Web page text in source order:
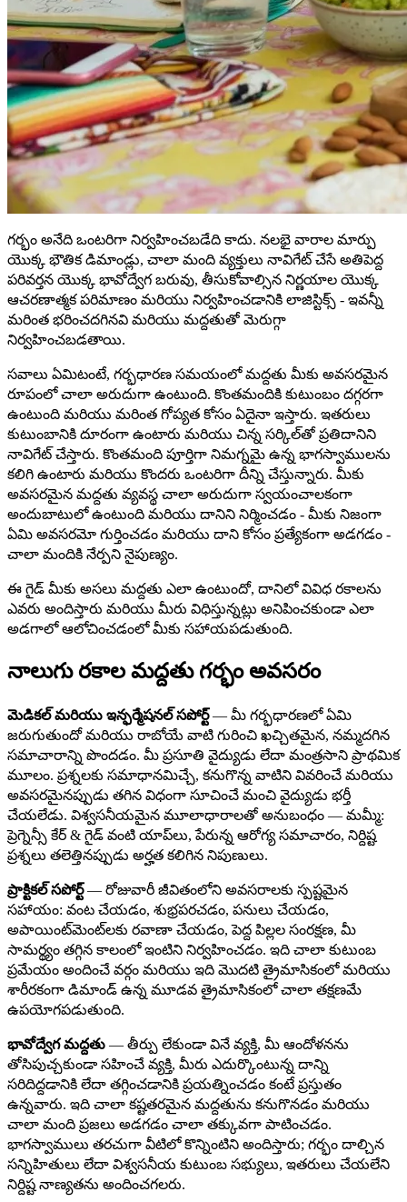
గర్భం అనేది ఒంటరిగా నిర్వహించబడేది కాదు. నలభై వారాల మార్పు
యొక్క భౌతిక డిమాండ్లు, చాలా మంది వ్యక్తులు నావిగేట్ చేసే అతిపెద్ద
పరివర్తన యొక్క భావోద్వేగ బరువు, తీసుకోవాల్సిన నిర్ణయాల యొక్క
ఆచరణాత్మక పరిమాణం మరియు నిర్వహించడానికి లాజిస్టిక్స్ - ఇవన్నీ
మరింత భరించదగినవి మరియు మద్దతుతో మెరుగ్గా
నిర్వహించబడతాయి.
సవాలు ఏమిటంటే, గర్భధారణ సమయంలో మద్దతు మీకు అవసరమైన
రూపంలో చాలా అరుదుగా ఉంటుంది. కొంతమందికి కుటుంబం దగ్గరగా
ఉంటుంది మరియు మరింత గోప్యత కోసం ఏదైనా ఇస్తారు. ఇతరులు
కుటుంబానికి దూరంగా ఉంటారు మరియు చిన్న సర్కిల్‌తో ప్రతిదానిని
నావిగేట్ చేస్తారు. కొంతమంది పూర్తిగా నిమగ్నమై ఉన్న భాగస్వాములను
కలిగి ఉంటారు మరియు కొందరు ఒంటరిగా దీన్ని చేస్తున్నారు. మీకు
అవసరమైన మద్దతు వ్యవస్థ చాలా అరుదుగా స్వయంచాలకంగా
అందుబాటులో ఉంటుంది మరియు దానిని నిర్మించడం - మీకు నిజంగా
ఏమి అవసరమో గుర్తించడం మరియు దాని కోసం ప్రత్యేకంగా అడగడం -
చాలా మందికి నేర్పని నైపుణ్యం.
ఈ గైడ్ మీకు అసలు మద్దతు ఎలా ఉంటుందో, దానిలో వివిధ రకాలను
ఎవరు అందిస్తారు మరియు మీరు విధిస్తున్నట్లు అనిపించకుండా ఎలా
అడగాలో ఆలోచించడంలో మీకు సహాయపడుతుంది.
నాలుగు రకాల మద్దతు గర్భం అవసరం
మెడికల్ మరియు ఇన్ఫర్మేషనల్ సపోర్ట్— మీ గర్భధారణలో ఏమి
జరుగుతుందో మరియు రాబోయే వాటి గురించి ఖచ్చితమైన, నమ్మదగిన
సమాచారాన్ని పొందడం. మీ ప్రసూతి వైద్యుడు లేదా మంత్రసాని ప్రాథమిక
మూలం. ప్రశ్నలకు సమాధానమిచ్చే, కనుగొన్న వాటిని వివరించే మరియు
అవసరమైనప్పుడు తగిన విధంగా సూచించే మంచి వైద్యుడు భర్తీ
చేయలేడు. విశ్వసనీయమైన మూలాధారాలతో అనుబంధం — మమ్మీ:
ప్రెగ్నెన్సీ కేర్ & గైడ్ వంటి యాప్‌లు, పేరున్న ఆరోగ్య సమాచారం, నిర్దిష్ట
ప్రశ్నలు తలెత్తినప్పుడు అర్హత కలిగిన నిపుణులు.
ప్రాక్టికల్ సపోర్ట్— రోజువారీ జీవితంలోని అవసరాలకు స్పష్టమైన
సహాయం: వంట చేయడం, శుభ్రపరచడం, పనులు చేయడం,
అపాయింట్‌మెంట్‌లకు రవాణా చేయడం, పెద్ద పిల్లల సంరక్షణ, మీ
సామర్థ్యం తగ్గిన కాలంలో ఇంటిని నిర్వహించడం. ఇది చాలా కుటుంబ
ప్రమేయం అందించే వర్గం మరియు ఇది మొదటి త్రైమాసికంలో మరియు
శారీరకంగా డిమాండ్ ఉన్న మూడవ త్రైమాసికంలో చాలా తక్షణమే
ఉపయోగపడుతుంది.
భావోద్వేగ మద్దతు — తీర్పు లేకుండా వినే వ్యక్తి, మీ ఆందోళనను
తోసిపుచ్చకుండా సహించే వ్యక్తి, మీరు ఎదుర్కొంటున్న దాన్ని
సరిదిద్దడానికి లేదా తగ్గించడానికి ప్రయత్నించడం కంటే ప్రస్తుతం
ఉన్నవారు. ఇది చాలా కష్టతరమైన మద్దతును కనుగొనడం మరియు
చాలా మంది ప్రజలు అడగడం చాలా తక్కువగా పాటించడం.
భాగస్వాములు తరచుగా వీటిలో కొన్నింటిని అందిస్తారు; గర్భం దాల్చిన
సన్నిహితులు లేదా విశ్వసనీయ కుటుంబ సభ్యులు, ఇతరులు చేయలేని
నిర్దిష్ట నాణ్యతను అందించగలరు.